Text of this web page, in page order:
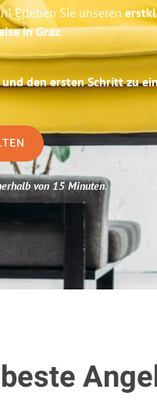
Erleben Sie unseren
in Graz.
den ersten Schritt zu
von 15 Minuten.
beste